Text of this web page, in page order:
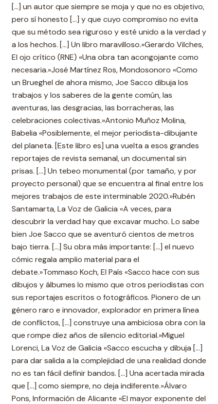
[...] un autor que siempre se moja y que no es objetivo,
pero sí honesto [...] y que cuyo compromiso no evita
que su método sea riguroso y esté unido a la verdad y
a los hechos. [...] Un libro maravilloso.»Gerardo Vilches,
El ojo crítico (RNE) «Una obra tan acongojante como
necesaria.»José Martínez Ros, Mondosonoro «Como
un Brueghel de ahora mismo, Joe Sacco dibuja los
trabajos y los saberes de la gente común, las
aventuras, las desgracias, las borracheras, las
celebraciones colectivas.»Antonio Muñoz Molina,
Babelia «Posiblemente, el mejor periodista-dibujante
del planeta. [Este libro es] una vuelta a esos grandes
reportajes de revista semanal, un documental sin
prisas. [...] Un tebeo monumental (por tamaño, y por
proyecto personal) que se encuentra al final entre los
mejores trabajos de este interminable 2020.»Rubén
Santamarta, La Voz de Galicia «A veces, para
descubrir la verdad hay que excavar mucho. Lo sabe
bien Joe Sacco que se aventuró cientos de metros
bajo tierra. [...] Su obra más importante: [...] el nuevo
cómic regala amplio material para el
debate.»Tommaso Koch, El País «Sacco hace con sus
dibujos y álbumes lo mismo que otros periodistas con
sus reportajes escritos o fotográficos. Pionero de un
género raro e innovador, explorador en primera línea
de conflictos, [...] construye una ambiciosa obra con la
que rompe diez años de silencio editorial.»Miguel
Lorenci, La Voz de Galicia «Sacco escucha y dibuja [...]
para dar salida a la complejidad de una realidad donde
no es tan fácil definir bandos. [...] Una acertada mirada
que [...] como siempre, no deja indiferente.»Álvaro
Pons, Información de Alicante «El mayor exponente del